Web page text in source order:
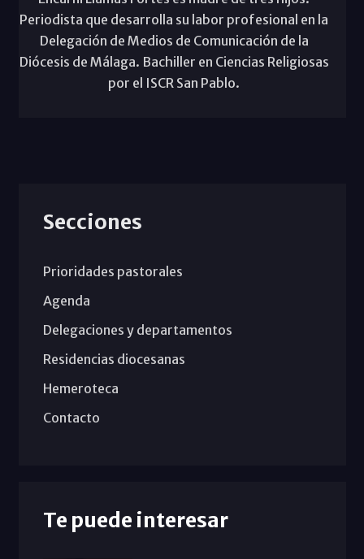
Periodista que desarrolla su labor profesional en la
Delegación de Medios de Comunicación de la
Diócesis de Málaga. Bachiller en Ciencias Religiosas
por el ISCR San Pablo.
Secciones
Prioridades pastorales
Agenda
Delegaciones y departamentos
Residencias diocesanas
Hemeroteca
Contacto
Te puede interesar